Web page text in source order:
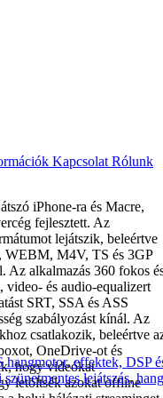
Kapcsolat Rólunk
effektek, DSP
lejátszás,
iPhone-ra és Macre,
fejlesztett. Az
lejátszik, beleértve
M4V, TS és 3GP
Az alkalmazás 360 fokos
video- és audio-equalizert
SRT, SSA és ASS
szabályozást kínál. Az
csatlakozik, beleértve
OneDrive-ot és
hogy videókat
letöltsék azokat offline